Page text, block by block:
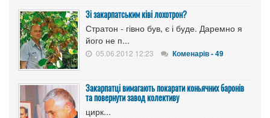
Зі закарпатським ківі лохотрон?
Стратон - гівно був, є і буде. Даремно я
його не п...
05.06.2012 12:23 Коменарів - 49
Закарпатці вимагають покарати коньячних баронів
та повернути завод колективу
цирк...